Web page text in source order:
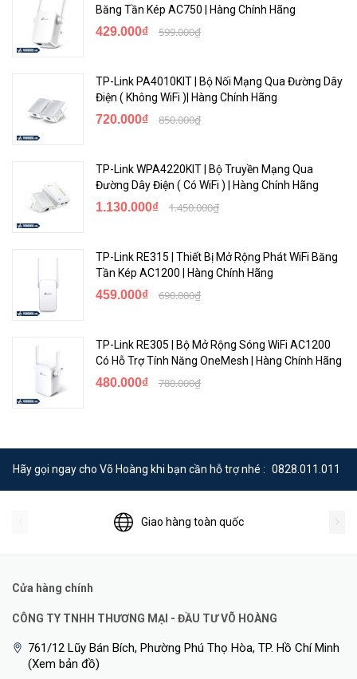
Bước 3: Chọn mạng WiFi để mở rộng, và nhập mật khẩu WiFi. Cấu
hình được thực hiện
Thiết kế Sang trọng và Nhỏ gọn
Nổi bật với kích thước nhỏ gọn, bạn dễ dàng cắm A18 vào ổ cắm
Băng Tần Kép AC750 | Hàng Chính Hãng
429.000₫ 599.000₫
TP-Link PA4010KIT | Bộ Nối Mạng Qua Đường Dây
Điện ( Không WiFi )| Hàng Chính Hãng
720.000₫ 850.000₫
TP-Link WPA4220KIT | Bộ Truyền Mạng Qua
Đường Dây Điện ( Có WiFi ) | Hàng Chính Hãng
1.130.000₫ 1.450.000₫
TP-Link RE315 | Thiết Bị Mở Rộng Phát WiFi Băng
Tần Kép AC1200 | Hàng Chính Hãng
459.000₫ 690.000₫
TP-Link RE305 | Bộ Mở Rộng Sóng WiFi AC1200
Có Hỗ Trợ Tính Năng OneMesh | Hàng Chính Hãng
480.000₫ 780.000₫
Hãy gọi ngay cho Võ Hoàng khi bạn cần hỗ trợ nhé : 0828.011.011
Giao hàng toàn quốc
Cửa hàng chính
CÔNG TY TNHH THƯƠNG MẠI - ĐẦU TƯ VÕ HOÀNG
761/12 Lũy Bán Bích, Phường Phú Thọ Hòa, TP. Hồ Chí Minh
(Xem bản đồ)